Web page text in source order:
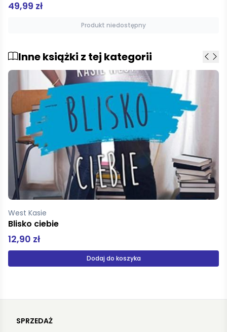
49,99 zł
Produkt niedostępny
Inne książki z tej kategorii
Piekarska Małgorzata KArolina
Drzewo Maurycego
45,00 zł
Dodaj do koszyka
SPRZEDAŻ